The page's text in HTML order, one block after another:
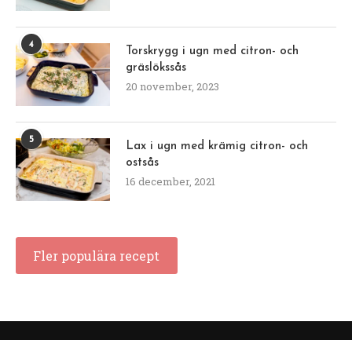
4
Torskrygg i ugn med citron- och
gräslökssås
20 november, 2023
5
Lax i ugn med krämig citron- och
ostsås
16 december, 2021
Fler populära recept